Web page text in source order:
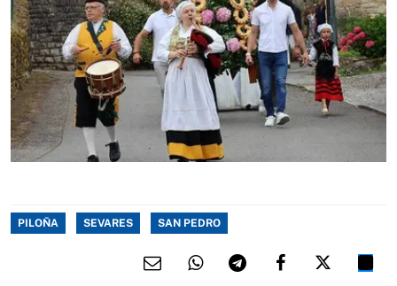
PILOÑA SEVARES SAN PEDRO